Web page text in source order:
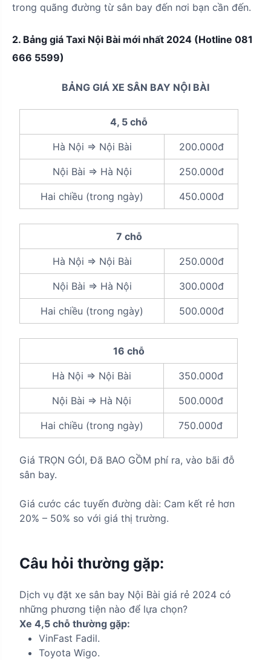
trong quãng đường từ sân bay đến nơi bạn cần đến.
2. Bảng giá Taxi Nội Bài mới nhất 2024 (Hotline 081
666 5599)
BẢNG GIÁ XE SÂN BAY NỘI BÀI
4, 5 chỗ
Hà Nội => Nội Bài 200.000đ
Nội Bài => Hà Nội 250.000đ
Hai chiều (trong ngày) 450.000đ
7 chỗ
Hà Nội => Nội Bài 250.000đ
Nội Bài => Hà Nội 300.000đ
Hai chiều (trong ngày) 500.000đ
16 chỗ
Hà Nội => Nội Bài 350.000đ
Nội Bài => Hà Nội 500.000đ
Hai chiều (trong ngày) 750.000đ
Giá TRỌN GÓI, Đã BAO GỒM phí ra, vào bãi đỗ
sân bay.
Giá cước các tuyến đường dài: Cam kết rẻ hơn
20% – 50% so với giá thị trường.
Câu hỏi thường gặp:
Dịch vụ đặt xe sân bay Nội Bài giá rẻ 2024 có
những phương tiện nào để lựa chọn?
Xe 4,5 chỗ thường gặp:
VinFast Fadil.
Toyota Wigo.